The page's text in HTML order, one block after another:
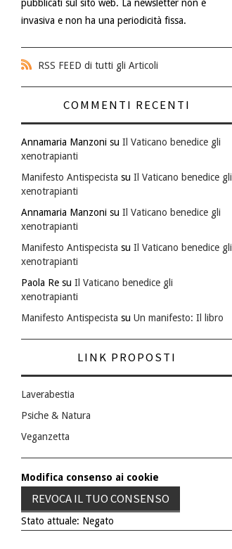
pubblicati sul sito web. La newsletter non è
invasiva e non ha una periodicità fissa.
RSS FEED di tutti gli Articoli
COMMENTI RECENTI
Annamaria Manzoni su Il Vaticano benedice gli
xenotrapianti
Manifesto Antispecista su Il Vaticano benedice gli
xenotrapianti
Annamaria Manzoni su Il Vaticano benedice gli
xenotrapianti
Manifesto Antispecista su Il Vaticano benedice gli
xenotrapianti
Paola Re su Il Vaticano benedice gli
xenotrapianti
Manifesto Antispecista su Un manifesto: Il libro
LINK PROPOSTI
Laverabestia
Psiche & Natura
Veganzetta
Modifica consenso ai cookie
REVOCA IL TUO CONSENSO
Stato attuale: Negato